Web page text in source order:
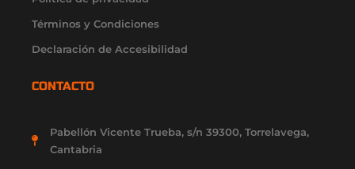
Términos y Condiciones
Declaración de Accesibilidad
CONTACTO
Pabellón Vicente Trueba, s/n 39300, Torrelavega,
Cantabria